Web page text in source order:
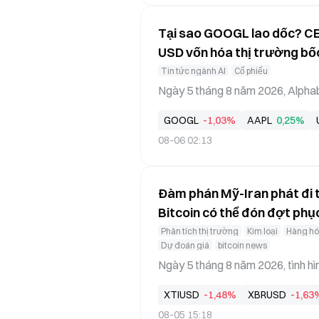
Tại sao GOOGL lao dốc?
USD vốn hóa thị trường
Tin tức ngành AI Cổ phiếu
Ngày 5 tháng 8 năm 2026,
ảm 4,03%. Với tổng vốn hóa
Bỷ USD chỉ trong một ngày.
GOOGL -1,03% AAPL 0,25%
08-06 02:13
Đàm phán Mỹ-Iran phát đi
Bitcoin có thể đón đợt
Phân tích thị trường Kim loại Hàng
Dự đoán giá
bitcoin news
Ngày 5 tháng 8 năm 2026, tình
oàn tất dự thảo thỏa thuận về
n cuối. Trong khi đó, Bộ Tài
XTIUSD -1,48% XBRUSD -
08-05 15:18